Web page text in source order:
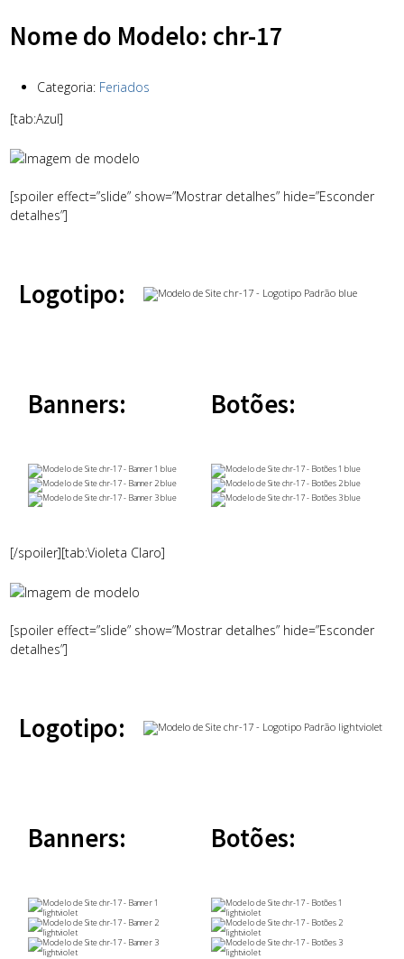
Nome do Modelo: chr-17
Categoria: Feriados
[tab:Azul]
[spoiler effect=”slide” show=”Mostrar detalhes” hide=”Esconder
detalhes”]
Logotipo:
Banners: Botões:
[/spoiler][tab:Violeta Claro]
[spoiler effect=”slide” show=”Mostrar detalhes” hide=”Esconder
detalhes”]
Logotipo:
Banners: Botões: